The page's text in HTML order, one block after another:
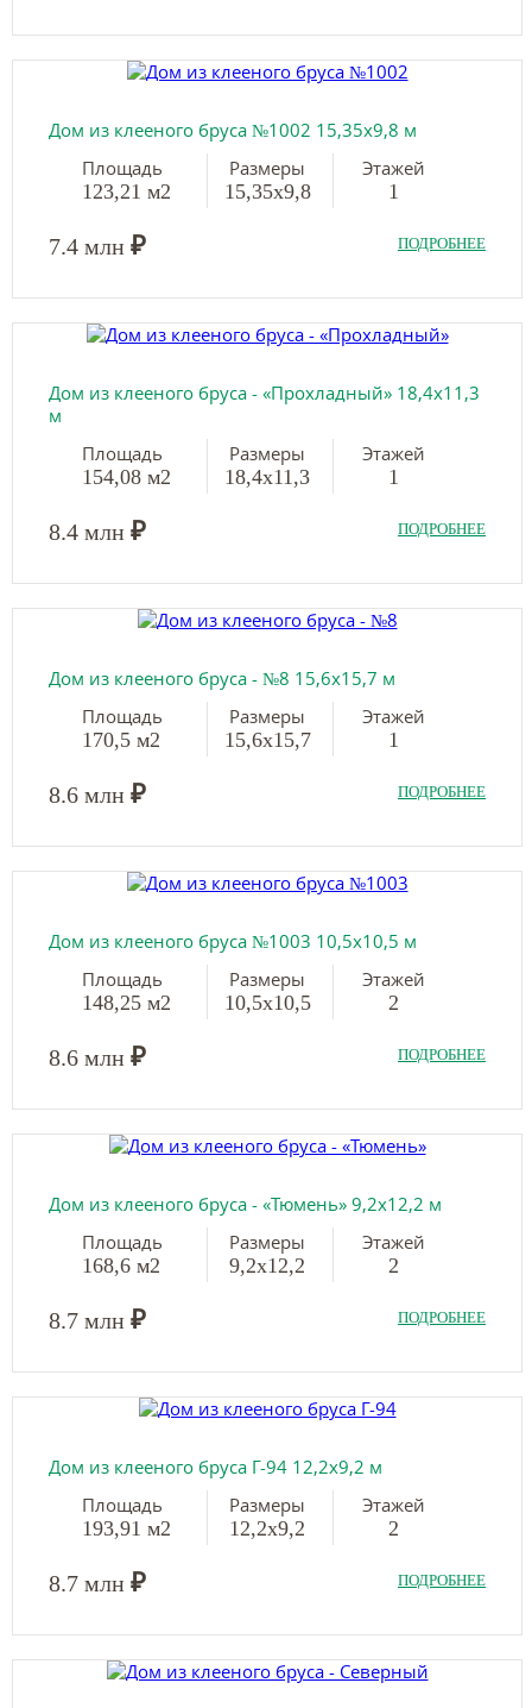
Дом из клееного бруса №1002 15,35х9,8 м
Площадь
123,21 м2
Размеры
15,35х9,8
Этажей
1
7.4 млн ₽ ПОДРОБНЕЕ
Дом из клееного бруса - «Прохладный» 18,4х11,3
м
Площадь
154,08 м2
Размеры
18,4х11,3
Этажей
1
8.4 млн ₽ ПОДРОБНЕЕ
Дом из клееного бруса - №8 15,6х15,7 м
Площадь
170,5 м2
Размеры
15,6х15,7
Этажей
1
8.6 млн ₽ ПОДРОБНЕЕ
Дом из клееного бруса №1003 10,5х10,5 м
Площадь
148,25 м2
Размеры
10,5х10,5
Этажей
2
8.6 млн ₽ ПОДРОБНЕЕ
Дом из клееного бруса - «Тюмень» 9,2х12,2 м
Площадь
168,6 м2
Размеры
9,2х12,2
Этажей
2
8.7 млн ₽ ПОДРОБНЕЕ
Дом из клееного бруса Г-94 12,2х9,2 м
Площадь
193,91 м2
Размеры
12,2х9,2
Этажей
2
8.7 млн ₽ ПОДРОБНЕЕ